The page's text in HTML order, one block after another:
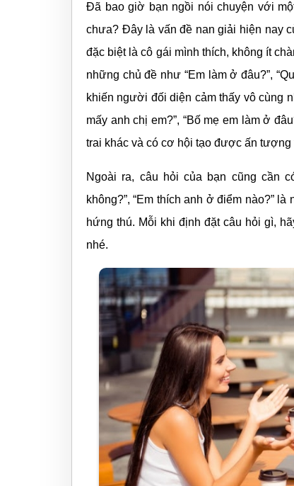
Đã bao giờ bạn ngồi nói chuyện với
chưa? Đây là vấn đề nan giải hiện nay
đặc biệt là cô gái mình thích, không ít
những chủ đề như “Em làm ở đâu?”,
khiến người đối diện cảm thấy vô cùng
mấy anh chị em?”, “Bố mẹ em làm ở
trai khác và có cơ hội tạo được ấn tượng
Ngoài ra, câu hỏi của bạn cũng cần
không?”, “Em thích anh ở điểm nào?”
hứng thú. Mỗi khi định đặt câu hỏi gì,
nhé.